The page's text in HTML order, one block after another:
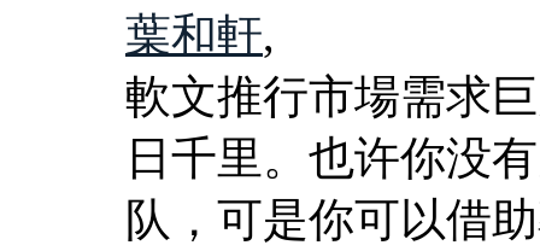
葉和軒,
軟文推行市場需求
日千里。也许你没
队，可是你可以借